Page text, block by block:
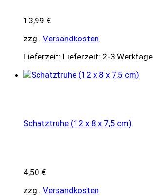
13,99 €
zzgl. Versandkosten
Lieferzeit: Lieferzeit: 2-3 Werktage
Schatztruhe (12 x 8 x 7,5 cm)
4,50 €
zzgl. Versandkosten